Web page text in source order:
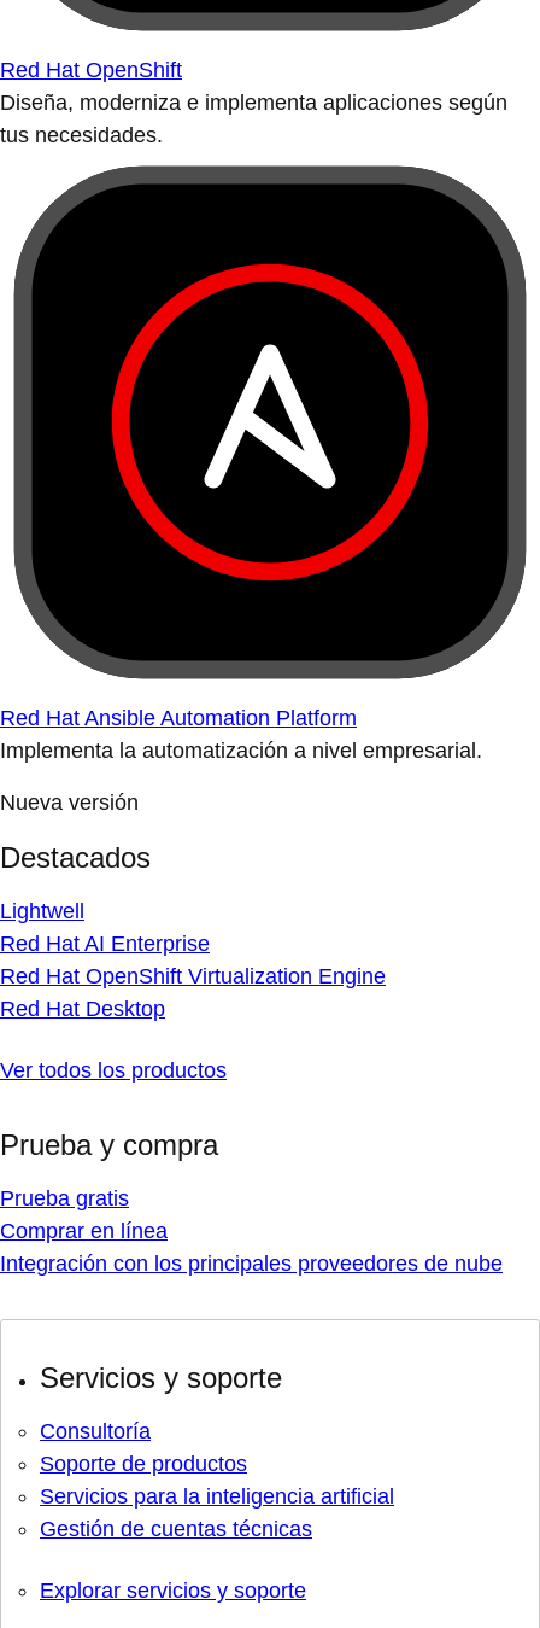
Red Hat OpenShift
Diseña, moderniza e implementa aplicaciones según
tus necesidades.
Red Hat Ansible Automation Platform
Implementa la automatización a nivel empresarial.
Nueva versión
Destacados
Lightwell
Red Hat AI Enterprise
Red Hat OpenShift Virtualization Engine
Red Hat Desktop
Ver todos los productos
Prueba y compra
Prueba gratis
Comprar en línea
Integración con los principales proveedores de nube
Servicios y soporte
Consultoría
Soporte de productos
Servicios para la inteligencia artificial
Gestión de cuentas técnicas
Explorar servicios y soporte